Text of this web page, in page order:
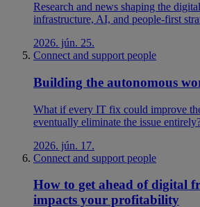
Research and news shaping the
infrastructure, AI, and people-first
2026. jún. 25.
Connect and support people
Building the autonomous
What if every IT fix could improve
eventually eliminate the issue
2026. jún. 17.
Connect and support people
How to get ahead of digital
impacts your profitability